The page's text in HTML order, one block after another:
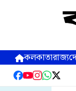
কলকাতারাজ্য